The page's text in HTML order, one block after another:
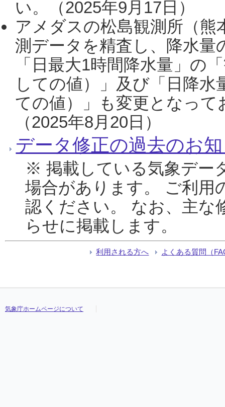
い。（2025年9月17日）
アメダスの松島観測所（熊
測データを精査し、降水
「日最大1時間降水量」の
しての値）」及び「日降
ての値）」も変更となっ
（2025年8月20日）
データ修正の過去のお
※ 掲載している気象デー
場合があります。 ご利用
認ください。 なお、主な
らせに掲載します。
利用される方へ よくある質問（
気象庁ホームページについて